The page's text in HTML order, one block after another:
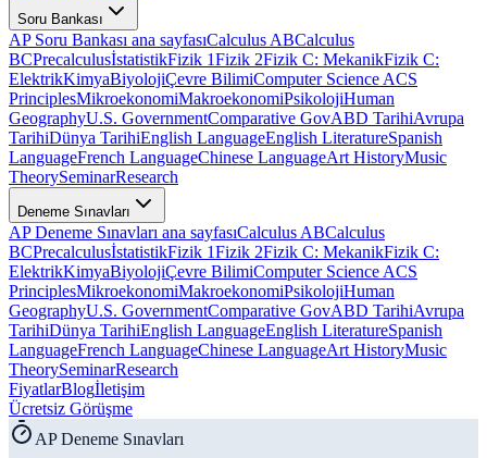
Soru Bankası
AP Soru Bankası ana sayfasıCalculus ABCalculus
BCPrecalculusİstatistikFizik 1Fizik 2Fizik C: MekanikFizik C:
ElektrikKimyaBiyolojiÇevre BilimiComputer Science ACS
PrinciplesMikroekonomiMakroekonomiPsikolojiHuman
GeographyU.S. GovernmentComparative GovABD TarihiAvrupa
TarihiDünya TarihiEnglish LanguageEnglish LiteratureSpanish
LanguageFrench LanguageChinese LanguageArt HistoryMusic
TheorySeminarResearch
Deneme Sınavları
AP Deneme Sınavları ana sayfasıCalculus ABCalculus
BCPrecalculusİstatistikFizik 1Fizik 2Fizik C: MekanikFizik C:
ElektrikKimyaBiyolojiÇevre BilimiComputer Science ACS
PrinciplesMikroekonomiMakroekonomiPsikolojiHuman
GeographyU.S. GovernmentComparative GovABD TarihiAvrupa
TarihiDünya TarihiEnglish LanguageEnglish LiteratureSpanish
LanguageFrench LanguageChinese LanguageArt HistoryMusic
TheorySeminarResearch
FiyatlarBlogİletişim
Ücretsiz Görüşme
AP Deneme Sınavları